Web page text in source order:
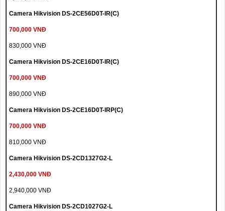
Camera Hikvision DS-2CE56D0T-IR(C)
700,000 VNĐ
830,000 VNĐ
Camera Hikvision DS-2CE16D0T-IR(C)
700,000 VNĐ
890,000 VNĐ
Camera Hikvision DS-2CE16D0T-IRP(C)
700,000 VNĐ
810,000 VNĐ
Camera Hikvision DS-2CD1327G2-L
2,430,000 VNĐ
2,940,000 VNĐ
Camera Hikvision DS-2CD1027G2-L